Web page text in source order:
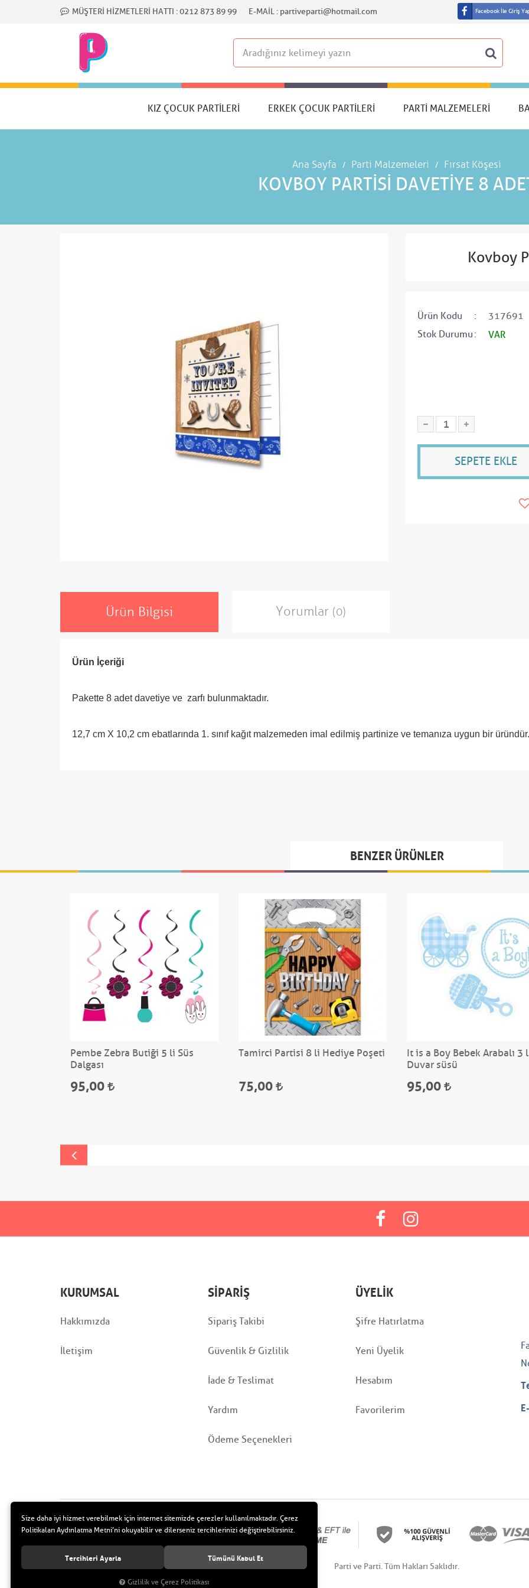
MÜŞTERI HIZMETLERI HATTI :0212 873 89 99 E-MAIL : partiveparti@hotmail.com Facebook İle Giriş
KIZ ÇOCUK PARTILERI ERKEK ÇOCUK PARTILERI PARTI MALZEMELERI
Ana Sayfa Parti Malzemeleri Fırsat Köşesi
KOVBOY PARTISI DAVETIYE 8
Kovboy
Ürün Kodu
317691
Stok Durumu
VAR
SEPETE EKLE
Ürün Bilgisi Yorumlar (0)
Ürün İçeriği
Pakette 8 adet davetiye ve zarfı bulunmaktadır.
12,7 cm X 10,2 cm ebatlarında 1. sınıf kağıt malzemeden imal edilmiş partinize ve temanıza uygun bir üründür.
BENZER ÜRÜNLER
Pembe Zebra Butiği 5 li Süs
Dalgası
95,00
Tamirci Partisi 8 li Hediye Poşeti
75,00
It is a Boy Bebek Arabalı 3
Duvar süsü
95,00
KURUMSAL
Hakkımızda
İletişim
SIPARIŞ
Sipariş Takibi
Güvenlik & Gizlilik
İade & Teslimat
Yardım
Ödeme Seçenekleri
ÜYELIK
Şifre Hatırlatma
Yeni Üyelik
Hesabım
Favorilerim
Parti ve Parti. Tüm Hakları Saklıdır.
Size daha iyi hizmet verebilmek için internet sitemizde çerezler kullanılmaktadır. Çerez
Politikaları Aydınlatma Metni’ni okuyabilir ve dilerseniz tercihlerinizi değiştirebilirsiniz.
Tercihleri Ayarla Tümünü Kabul Et
Gizlilik ve Çerez Politikası